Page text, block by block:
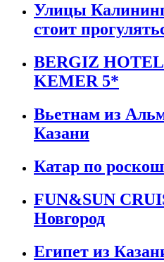
Улицы
стоит
BERGIZ
KEMER 5*
Вьетнам из
Казани
Катар по
FUN&SUN
Новгород
Египет из